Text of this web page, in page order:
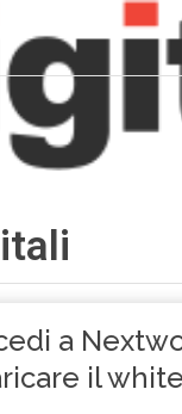
a
il